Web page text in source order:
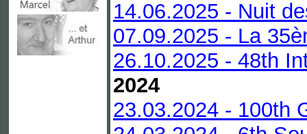
14.06.2025 - Nuit
07.09.2025 - La
26.10.2025 - 48th
2024
23.03.2024 - 100th